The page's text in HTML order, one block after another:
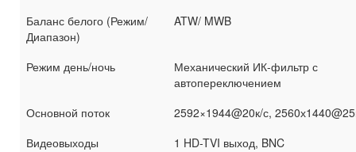
Баланс белого (Режим/
Диапазон)
ATW/ MWB
Режим день/ночь
Механический ИК-фильтр с
автопереключением
Основной поток
2592×1944@20к/с,
Видеовыходы
1 HD-TVI выход, BNC